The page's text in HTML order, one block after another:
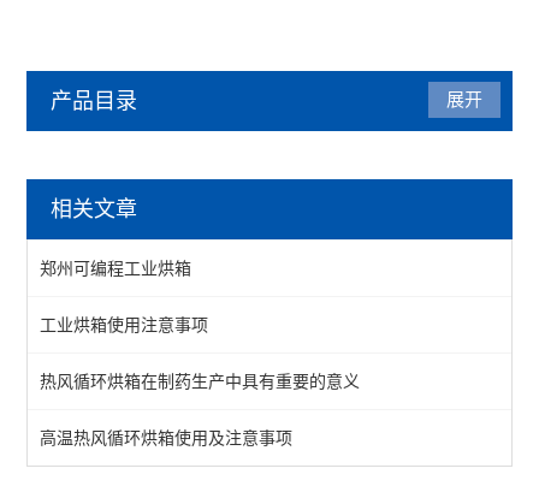
产品目录
热风循环烘箱
工业烘箱
恒温烘箱
高温烘箱
真空烘箱
展开
相关文章
郑州可编程工业烘箱
工业烘箱使用注意事项
热风循环烘箱在制药生产中具有重要的意义
高温热风循环烘箱使用及注意事项